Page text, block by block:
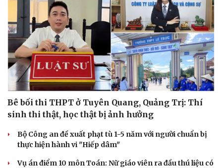
Bê bối thi THPT ở Tuyên Quang, Quảng Trị: Thí
sinh thi thật, học thật bị ảnh hưởng
Bộ Công an đề xuất phạt tù 1-5 năm với người chuẩn bị
thực hiện hành vi "Hiếp dâm"
Vụ án điểm 10 môn Toán: Nữ giáo viên ra đầu thú liệu có